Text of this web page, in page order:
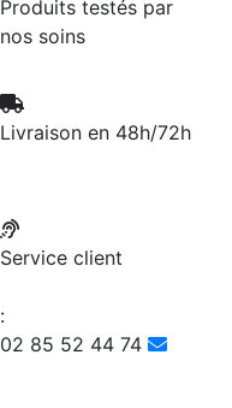
Produits testés par
nos soins
Livraison en 48h/72h
Service client
:
02 85 52 44 74